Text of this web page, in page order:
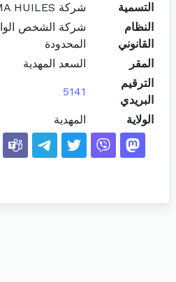
التسمية
شركة SELMA HUILES ش ش م م
النظام
القانوني
شركة الشخص
المحدودة
المقر
السعد المهدية
الترقيم
البريدي
5141
الولاية المهدية